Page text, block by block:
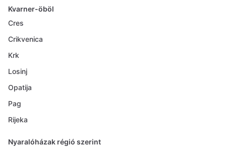
Kvarner-öböl
Cres
Crikvenica
Krk
Losinj
Opatija
Pag
Rijeka
Nyaralóházak régió szerint